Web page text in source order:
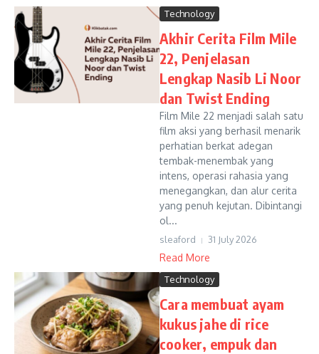
Technology
Akhir Cerita Film Mile
22, Penjelasan
Lengkap Nasib Li Noor
dan Twist Ending
Film Mile 22 menjadi salah satu
film aksi yang berhasil menarik
perhatian berkat adegan
tembak-menembak yang
intens, operasi rahasia yang
menegangkan, dan alur cerita
yang penuh kejutan. Dibintangi
ol...
sleaford 31 July 2026
Read More
Technology
Cara membuat ayam
kukus jahe di rice
cooker, empuk dan